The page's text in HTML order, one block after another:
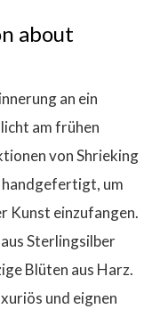
about
an ein
am frühen
von Shrieking
um
Kunst einzufangen.
Sterlingsilber
Blüten aus Harz.
und eignen